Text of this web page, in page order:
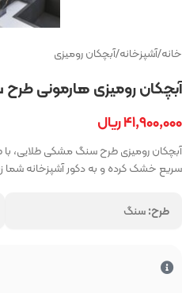
خانه/آشپزخانه/آبچکان رومیزی
آبچکان رومیزی هارمونی
۴۱,۹۰۰,۰۰۰ریال
آبچکان رومیزی طرح سنگ مشکی طلایی، با
سریع خشک کرده و به دکور آشپزخانه شما
طرح:سنگ